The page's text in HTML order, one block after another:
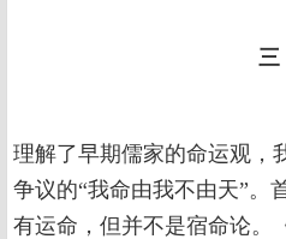
三
理解了早期儒家的命运观，
争议的“我命由我不由天”。
有运命，但并不是宿命论。